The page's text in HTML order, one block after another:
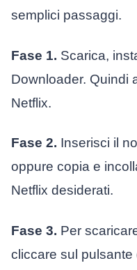
semplici passaggi.
Fase 1. Scarica,
Downloader. Quindi
Netflix.
Fase 2. Inserisci il
oppure copia e
Netflix desiderati.
Fase 3. Per
cliccare sul